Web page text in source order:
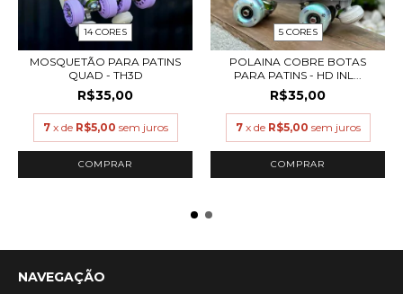
14 CORES
MOSQUETÃO PARA PATINS
QUAD - TH3D
R$35,00
7 x de R$5,00 sem juros
COMPRAR
5 CORES
POLAINA COBRE BOTAS
PARA PATINS - HD INL...
R$35,00
7 x de R$5,00 sem juros
COMPRAR
NAVEGAÇÃO